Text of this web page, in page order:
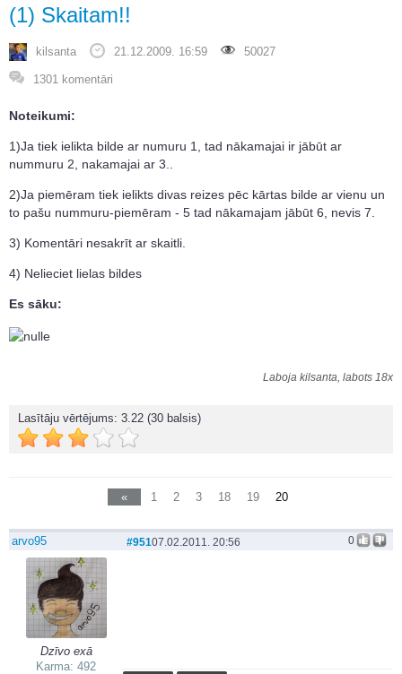
(1) Skaitam!!
kilsanta 21.12.2009. 16:59 50027
1301 komentāri
Noteikumi:
1)Ja tiek ielikta bilde ar numuru 1, tad nākamajai ir jābūt ar
nummuru 2, nakamajai ar 3..
2)Ja piemēram tiek ielikts divas reizes pēc kārtas bilde ar vienu un
to pašu nummuru-piemēram - 5 tad nākamajam jābūt 6, nevis 7.
3) Komentāri nesakrīt ar skaitli.
4) Nelieciet lielas bildes
Es sāku:
Laboja kilsanta, labots 18x
Lasītāju vērtējums: 3.22 (30 balsis)
« 1 2 3 18 19 20
arvo95
Dzīvo exā
Karma: 492
0
#95107.02.2011. 20:56